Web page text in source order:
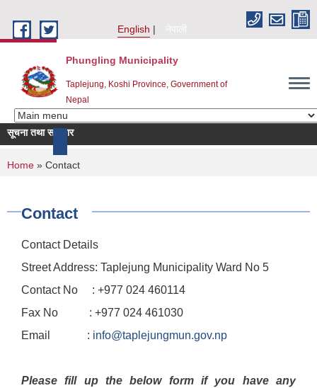
English
नेपाली
Phungling Municipality
Taplejung, Koshi Province, Government of
Nepal
सूचना तथा समाचार
You are here
Home » Contact
Contact
Contact Details
Street Address: Taplejung Municipality Ward No 5
Contact No : +977 024 460114
Fax No : +977 024 461030
Email : info@taplejungmun.gov.np
Please fill up the below form if you have any